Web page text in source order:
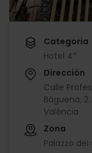
Categoria
Hotel 4*
Dirección
Calle
Báguena,
València
Zona
Palazzo dei